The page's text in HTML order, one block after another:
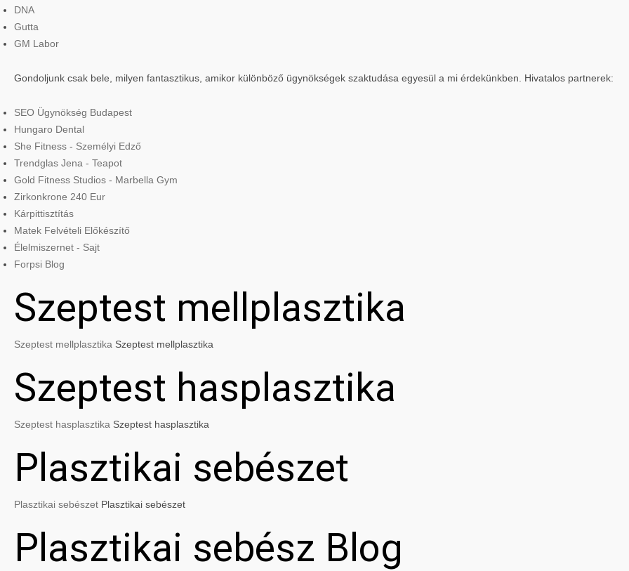
DNA
Gutta
GM Labor
Gondoljunk csak bele, milyen fantasztikus, amikor különböző ügynökségek szaktudása egyesül a mi érdekünkben. Hivatalos partnerek:
SEO Ügynökség Budapest
Hungaro Dental
She Fitness - Személyi Edző
Trendglas Jena - Teapot
Gold Fitness Studios - Marbella Gym
Zirkonkrone 240 Eur
Kárpittisztítás
Matek Felvételi Előkészítő
Élelmiszernet - Sajt
Forpsi Blog
Szeptest mellplasztika
Szeptest mellplasztika Szeptest mellplasztika
Szeptest hasplasztika
Szeptest hasplasztika Szeptest hasplasztika
Plasztikai sebészet
Plasztikai sebészet Plasztikai sebészet
Plasztikai sebész Blog